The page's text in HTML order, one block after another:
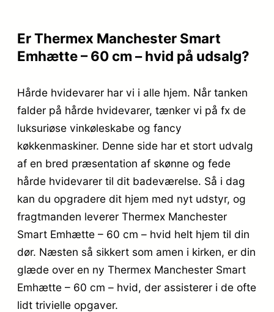
Er Thermex Manchester Smart
Emhætte – 60 cm – hvid på udsalg?
Hårde hvidevarer har vi i alle hjem. Når tanken
falder på hårde hvidevarer, tænker vi på fx de
luksuriøse vinkøleskabe og fancy
køkkenmaskiner. Denne side har et stort udvalg
af en bred præsentation af skønne og fede
hårde hvidevarer til dit badeværelse. Så i dag
kan du opgradere dit hjem med nyt udstyr, og
fragtmanden leverer Thermex Manchester
Smart Emhætte – 60 cm – hvid helt hjem til din
dør. Næsten så sikkert som amen i kirken, er din
glæde over en ny Thermex Manchester Smart
Emhætte – 60 cm – hvid, der assisterer i de ofte
lidt trivielle opgaver.